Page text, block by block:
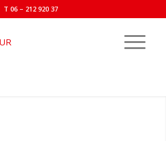
T 06 – 212 920 37